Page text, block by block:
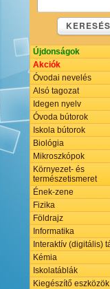
KERESÉS
Újdonságok
Akciók
Óvodai nevelés
Alsó tagozat
Idegen nyelv
Óvoda bútorok
Iskola bútorok
Biológia
Mikroszkópok
Környezet- és
természetismeret
Ének-zene
Fizika
Földrajz
Informatika
Interaktív (digitális)
Kémia
Iskolatáblák
Kiegészítő eszközök